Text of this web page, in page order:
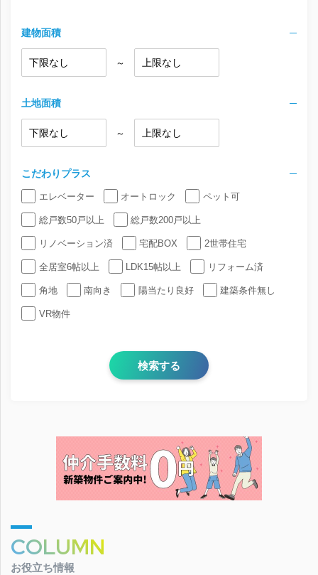
建物面積
～
土地面積
～
こだわりプラス
エレベーター オートロック ペット可
総戸数50戸以上 総戸数200戸以上
リノベーション済 宅配BOX 2世帯住宅
全居室6帖以上 LDK15帖以上 リフォーム済
角地 南向き 陽当たり良好 建築条件無し
VR物件
検索する
COLUMN
お役立ち情報